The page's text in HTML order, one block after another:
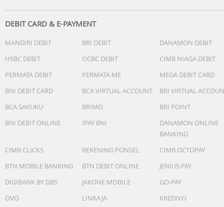
DEBIT CARD & E-PAYMENT
MANDIRI DEBIT BRI DEBIT
DANAMON DEBIT
HSBC DEBIT
OCBC DEBIT
CIMB NIAGA DEBIT
PERMATA DEBIT
PERMATA ME
MEGA DEBIT CARD
BNI DEBIT CARD
BCA VIRTUAL ACCOUNT
BRI VIRTUAL
BCA SAKUKU
BRIMO
BRI POINT
BNI DEBIT ONLINE
IPAY BNI
DANAMON ONLINE
BANKING
CIMB CLICKS
REKENING PONSEL
CIMB OCTOPAY
BTN MOBILE BANKING
BTN DEBIT ONLINE
JENIUS PAY
DIGIBANK BY DBS
JAKONE MOBILE
GO-PAY
OVO
LINKAJA
KREDIVO